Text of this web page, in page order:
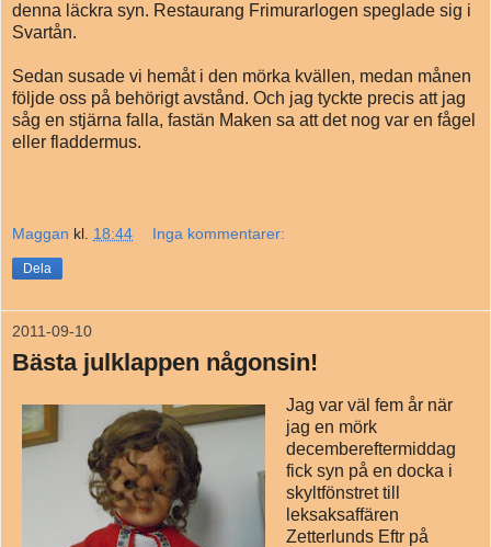
denna läckra syn. Restaurang Frimurarlogen speglade sig i
Svartån.
Sedan susade vi hemåt i den mörka kvällen, medan månen
följde oss på behörigt avstånd. Och jag tyckte precis att jag
såg en stjärna falla, fastän Maken sa att det nog var en fågel
eller fladdermus.
Maggan kl. 18:44 Inga kommentarer:
Dela
2011-09-10
Bästa julklappen någonsin!
Jag var väl fem år när
jag en mörk
decembereftermiddag
fick syn på en docka i
skyltfönstret till
leksaksaffären
Zetterlunds Eftr på